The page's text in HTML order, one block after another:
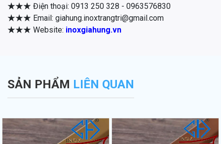
★★★ Điện thoại: 0913 250 328 - 0963576830
★★★ Email: giahung.inoxtrangtri@gmail.com
★★★ Website: inoxgiahung.vn
SẢN PHẨM LIÊN QUAN